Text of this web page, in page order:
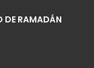
DE RAMADÁN